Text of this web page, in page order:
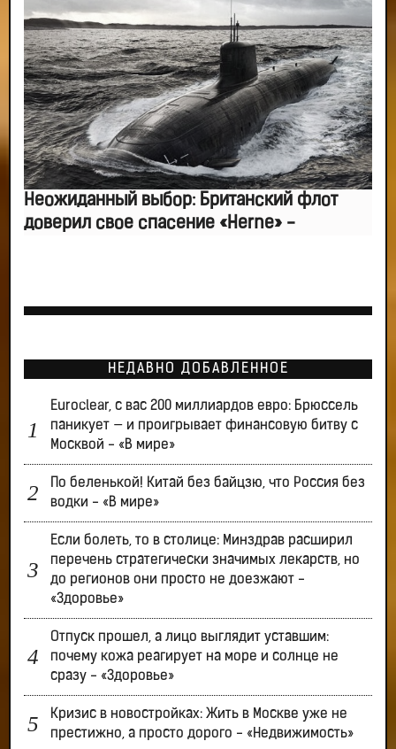
Неожиданный выбор: Британский флот
доверил свое спасение «Herne» -
НЕДАВНО ДОБАВЛЕННОЕ
Euroclear, с вас 200 миллиардов евро: Брюссель
паникует — и проигрывает финансовую битву с
Москвой - «В мире»
По беленькой! Китай без байцзю, что Россия без
водки - «В мире»
Если болеть, то в столице: Минздрав расширил
перечень стратегически значимых лекарств, но
до регионов они просто не доезжают -
«Здоровье»
Отпуск прошел, а лицо выглядит уставшим:
почему кожа реагирует на море и солнце не
сразу - «Здоровье»
Кризис в новостройках: Жить в Москве уже не
престижно, а просто дорого - «Недвижимость»